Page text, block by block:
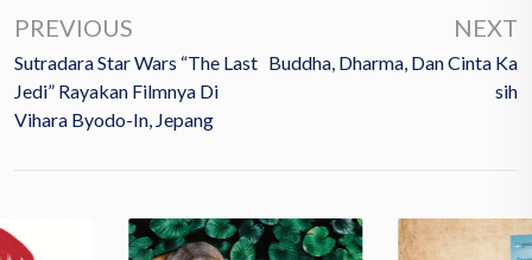
PREVIOUS
Sutradara Star Wars “The Last
Jedi” Rayakan Filmnya Di
Vihara Byodo-In, Jepang
NEXT
Buddha, Dharma, Dan Cinta Ka
Sih